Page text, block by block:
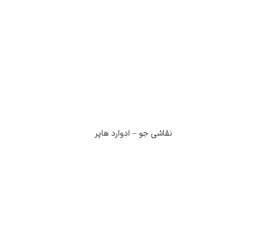
نقاشی جو – ادوارد هاپر